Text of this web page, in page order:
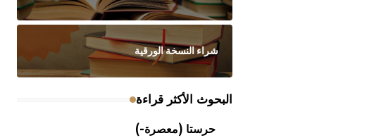
شراء النسخة الورقية
البحوث الأكثر قراءة
حرستا (معصرة-)